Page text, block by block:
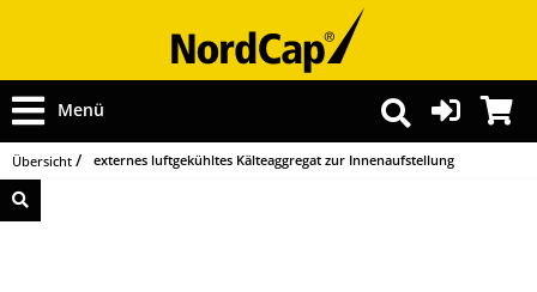
Menü
Übersicht externes luftgekühltes Kälteaggregat zur Innenaufstellung